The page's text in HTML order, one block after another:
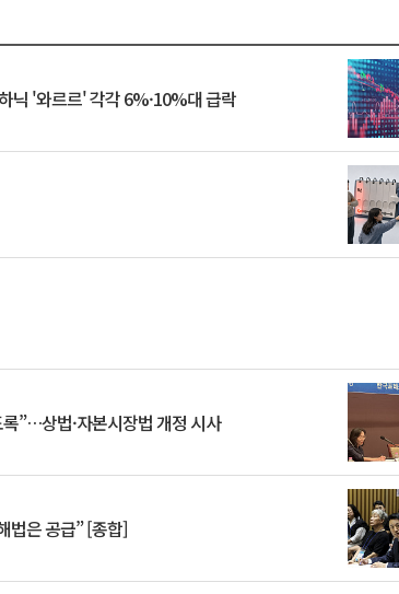
닉 '와르르' 각각 6%·10%대 급락
”…상법·자본시장법 개정 시사
법은 공급” [종합]